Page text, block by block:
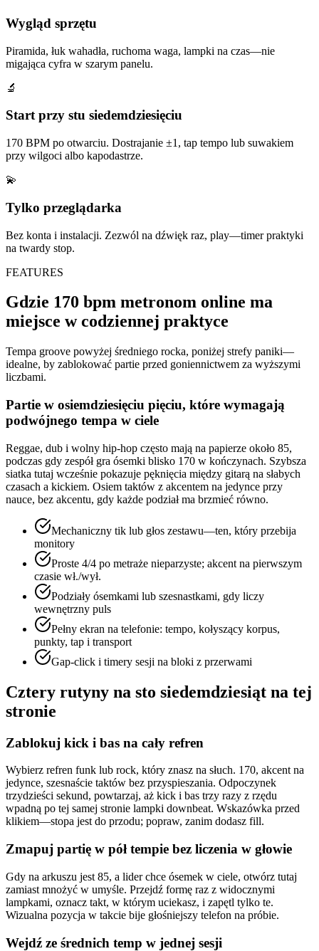
Wygląd sprzętu
Piramida, łuk wahadła, ruchoma waga, lampki na czas—nie
migająca cyfra w szarym panelu.
🔬
Start przy stu siedemdziesięciu
170 BPM po otwarciu. Dostrajanie ±1, tap tempo lub suwakiem
przy wilgoci albo kapodastrze.
💫
Tylko przeglądarka
Bez konta i instalacji. Zezwól na dźwięk raz, play—timer praktyki
na twardy stop.
FEATURES
Gdzie 170 bpm metronom online ma
miejsce w codziennej praktyce
Tempa groove powyżej średniego rocka, poniżej strefy paniki—
idealne, by zablokować partie przed goniennictwem za wyższymi
liczbami.
Partie w osiemdziesięciu pięciu, które wymagają
podwójnego tempa w ciele
Reggae, dub i wolny hip-hop często mają na papierze około 85,
podczas gdy zespół gra ósemki blisko 170 w kończynach. Szybsza
siatka tutaj wcześnie pokazuje pęknięcia między gitarą na słabych
czasach a kickiem. Osiem taktów z akcentem na jedynce przy
nauce, bez akcentu, gdy każde podział ma brzmieć równo.
Mechaniczny tik lub głos zestawu—ten, który przebija
monitory
Proste 4/4 po metraże nieparzyste; akcent na pierwszym
czasie wł./wył.
Podziały ósemkami lub szesnastkami, gdy liczy
wewnętrzny puls
Pełny ekran na telefonie: tempo, kołyszący korpus,
punkty, tap i transport
Gap-click i timery sesji na bloki z przerwami
Cztery rutyny na sto siedemdziesiąt na tej
stronie
Zablokuj kick i bas na cały refren
Wybierz refren funk lub rock, który znasz na słuch. 170, akcent na
jedynce, szesnaście taktów bez przyspieszania. Odpoczynek
trzydzieści sekund, powtarzaj, aż kick i bas trzy razy z rzędu
wpadną po tej samej stronie lampki downbeat. Wskazówka przed
klikiem—stopa jest do przodu; popraw, zanim dodasz fill.
Zmapuj partię w pół tempie bez liczenia w głowie
Gdy na arkuszu jest 85, a lider chce ósemek w ciele, otwórz tutaj
zamiast mnożyć w umyśle. Przejdź formę raz z widocznymi
lampkami, oznacz takt, w którym uciekasz, i zapętl tylko te.
Wizualna pozycja w takcie bije głośniejszy telefon na próbie.
Wejdź ze średnich temp w jednej sesji